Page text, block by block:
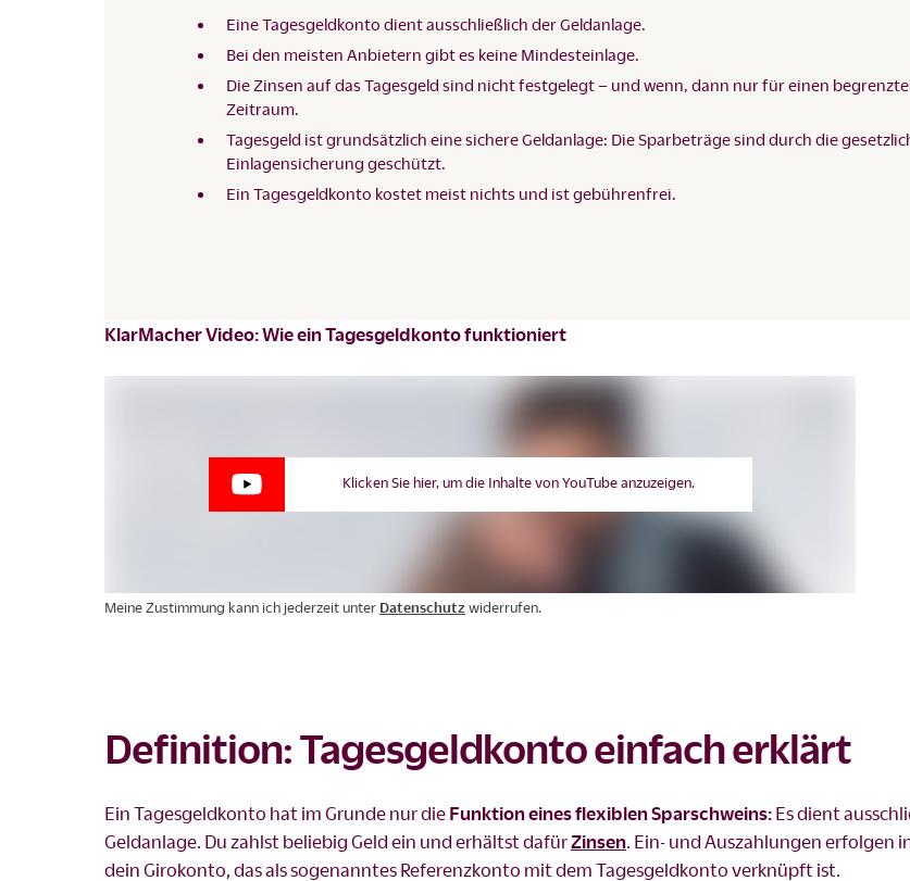
Eine Tagesgeldkonto dient ausschließlich der Geldanlage.
Bei den meisten Anbietern gibt es keine Mindesteinlage.
Die Zinsen auf das Tagesgeld sind nicht festgelegt – und wenn, dann nur für einen
Zeitraum.
Tagesgeld ist grundsätzlich eine sichere Geldanlage: Die Sparbeträge sind durch die
Einlagensicherung geschützt.
Ein Tagesgeldkonto kostet meist nichts und ist gebührenfrei.
KlarMacher Video: Wie ein Tagesgeldkonto funktioniert
Klicken Sie hier, um die Inhalte von YouTube anzuzeigen.
Meine Zustimmung kann ich jederzeit unter Datenschutz widerrufen.
Definition: Tagesgeldkonto einfach erklärt
Ein Tagesgeldkonto hat im Grunde nur die Funktion eines flexiblen Sparschweins: Es dient
Geldanlage. Du zahlst beliebig Geld ein und erhältst dafürZinsen. Ein- und Auszahlungen erfolgen
dein Girokonto, das als sogenanntes Referenzkonto mit dem Tagesgeldkonto verknüpft ist.